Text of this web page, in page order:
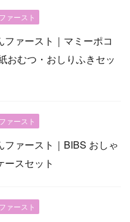
ァースト
ファースト｜マミーポコ
おむつ・おしりふきセッ
ァースト
ファースト｜BIBS おしゃ
ースセット
ァースト